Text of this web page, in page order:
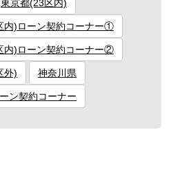
東京都(23区内)
内)ローン契約コーナー①
内)ローン契約コーナー②
外) 神奈川県
ン契約コーナー